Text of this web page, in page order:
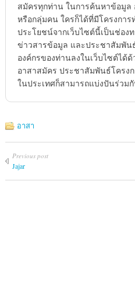
สมัครทุกท่าน ในการค้นหาข้อมูล
หรือกลุ่มคน ใครก็ได้ที่มีโครงการ
ประโยชน์จากเว็บไซต์นี้เป็นช่อง
ข่าวสารข้อมูล และประชาสัมพัน
องค์กรของท่านลงในเว็บไซต์ได้
อาสาสมัคร ประชาสัมพันธ์โครง
ในประเทศก็สามารถแบ่งปันร่วม
อาสา
Previous post
Jajar